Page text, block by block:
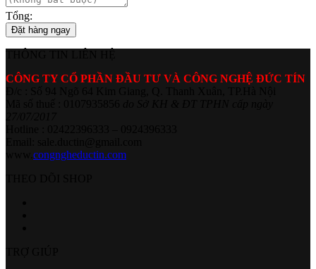
Tổng:
Đặt hàng ngay
CÔNG TY CỔ PHẦN ĐẦU TƯ VÀ CÔNG NGHỆ ĐỨC TÍN
congngheductin.com